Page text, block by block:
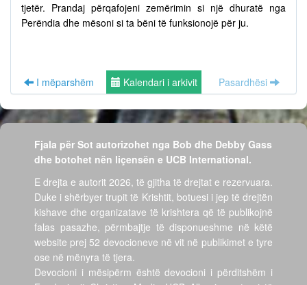
tjetër. Prandaj përqafojeni zemërimin si një dhuratë nga
Perëndia dhe mësoni si ta bëni të funksionojë për ju.
I mëparshëm Kalendari i arkivit Pasardhësi
Fjala për Sot autorizohet nga Bob dhe Debby Gass
dhe botohet nën liçensën e UCB International.
E drejta e autorit 2026, të gjitha të drejtat e rezervuara.
Duke i shërbyer trupit të Krishtit, botuesi i jep të drejtën
kishave dhe organizatave të krishtera që të publikojnë
falas pasazhe, përmbajtje të disponueshme në këtë
website prej 52 devocioneve në vit në publikimet e tyre
ose në mënyra të tjera.
Devocioni i mësipërm është devocioni i përditshëm i